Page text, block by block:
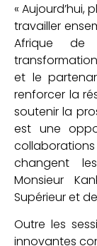
« Aujourd’hui,
travailler
Afrique de
et le
renforcer la
soutenir la
est une
changent
Monsieur
Supérieur et
Outre les
innovantes